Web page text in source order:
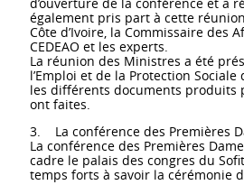
également pris part à cette
Côte d’Ivoire, la Commissaire des
CEDEAO et les experts.
La réunion des Ministres a été
l’Emploi et de la Protection
les différents documents produits
ont faites.
3. La conférence des Premières
La conférence des Premières
cadre le palais des congres du
temps forts à savoir la cérémonie